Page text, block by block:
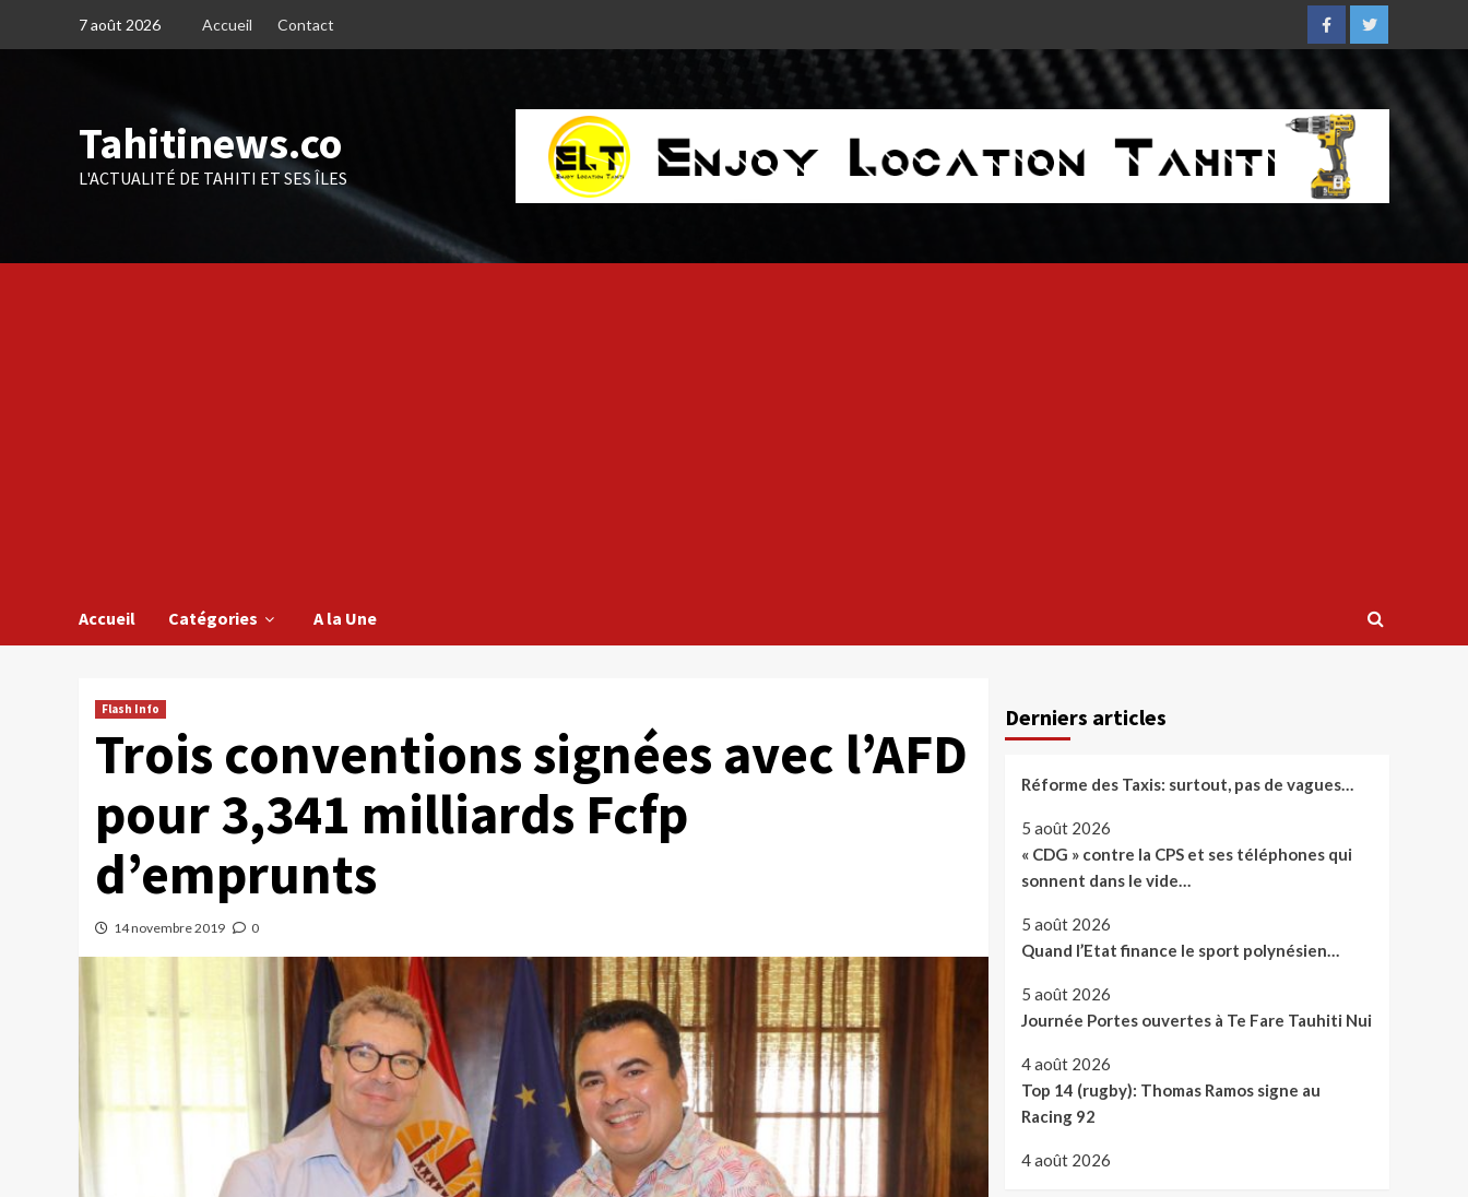
7 août 2026 Accueil Contact
FacebookTwitter
Tahitinews.co
L'ACTUALITÉ DE TAHITI ET SES ÎLES
Accueil Catégories A la Une
Flash Info
Trois conventions signées avec l’AFD
pour 3,341 milliards Fcfp
d’emprunts
14 novembre 2019 0
Derniers articles
Réforme des Taxis: surtout, pas de vagues…
5 août 2026
« CDG » contre la CPS et ses téléphones qui
sonnent dans le vide…
5 août 2026
Quand l’Etat finance le sport polynésien…
5 août 2026
Journée Portes ouvertes à Te Fare Tauhiti Nui
4 août 2026
Top 14 (rugby): Thomas Ramos signe au
Racing 92
4 août 2026